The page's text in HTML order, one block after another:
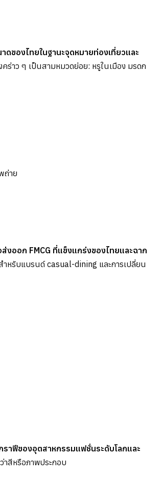
ของไทยในฐานะจุดหมายท่องเที่ยวและ
ร่าว ๆ เป็นสามหมวดย่อย: หรูในเมือง มรดก
ถ่าย
ออก FMCG ที่แข็งแกร่งของไทยและฉาก
รับแบรนด์ casual-dining และการเปลี่ยน
าฟีของอุตสาหกรรมแฟชั่นระดับโลกและ
สีหรือภาพประกอบ